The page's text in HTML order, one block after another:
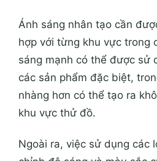
Ánh sáng nhân tạo cần
hợp với từng khu vực trong
sáng mạnh có thể được sử
các sản phẩm đặc biệt,
nhàng hơn có thể tạo ra
khu vực thử đồ.
Ngoài ra, việc sử dụng các